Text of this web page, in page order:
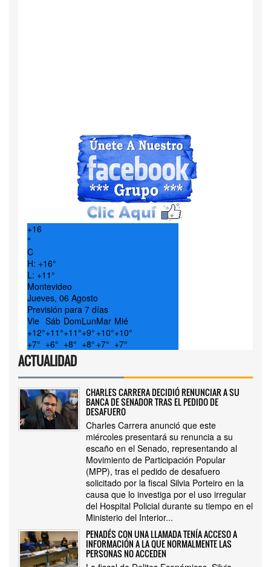
+16
°
C
H: +16°
L: +11°
Montevideo
Jueves, 06 Agosto
Previsión para 7 días
Vie Sáb DomLunMar Mié
+12°+11°+11°+9° +10°+10°
+7° +6° +8° +8° +7° +7°
ACTUALIDAD
CHARLES CARRERA DECIDIÓ RENUNCIAR A SU
BANCA DE SENADOR TRAS EL PEDIDO DE
DESAFUERO
Charles Carrera anunció que este
miércoles presentará su renuncia a su
escaño en el Senado, representando al
Movimiento de Participación Popular
(MPP), tras el pedido de desafuero
solicitado por la fiscal Silvia Porteiro en la
causa que lo investiga por el uso irregular
del Hospital Policial durante su tiempo en el
Ministerio del Interior...
PENADÉS CON UNA LLAMADA TENÍA ACCESO A
INFORMACIÓN A LA QUE NORMALMENTE LAS
PERSONAS NO ACCEDEN